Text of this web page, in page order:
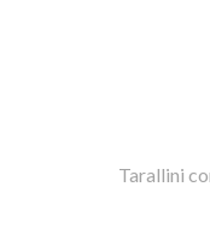
Tarallini